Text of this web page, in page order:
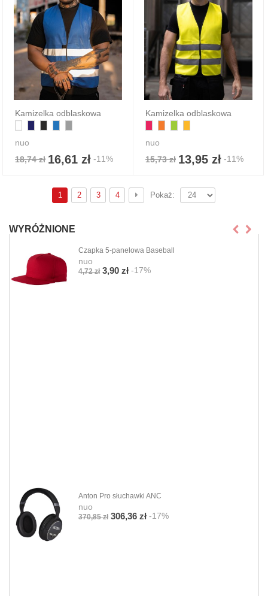
Kamizelka odblaskowa
nuo
18,74 zł 16,61 zł -11%
Kamizelka odblaskowa
nuo
15,73 zł 13,95 zł -11%
1 2 3 4 Pokaż:
WYRÓŻNIONE
Czapka 5-panelowa Baseball
nuo
4,72 zł 3,90 zł -17%
Anton Pro słuchawki ANC
nuo
370,85 zł 306,36 zł -17%